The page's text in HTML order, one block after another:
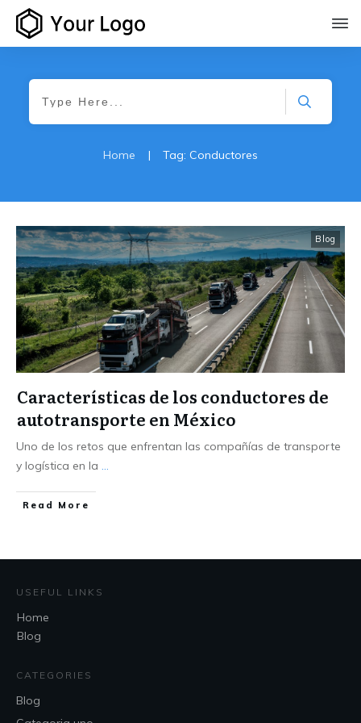
Home | Tag: Conductores
Blog
Características de los conductores de
autotransporte en México
Uno de los retos que enfrentan las compañías de transporte
y logística en la
Read More
USEFUL LINKS
Home
Blog
CATEGORIES
Blog